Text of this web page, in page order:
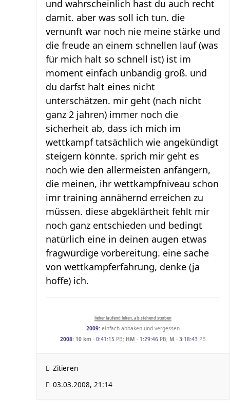
und wahrscheinlich hast du auch recht
damit. aber was soll ich tun. die
vernunft war noch nie meine stärke und
die freude an einem schnellen lauf (was
für mich halt so schnell ist) ist im
moment einfach unbändig groß. und
du darfst halt eines nicht
unterschätzen. mir geht (nach nicht
ganz 2 jahren) immer noch die
sicherheit ab, dass ich mich im
wettkampf tatsächlich wie angekündigt
steigern könnte. sprich mir geht es
noch wie den allermeisten anfängern,
die meinen, ihr wettkampfniveau schon
imr training annähernd erreichen zu
müssen. diese abgeklärtheit fehlt mir
noch ganz entschieden und bedingt
natürlich eine in deinen augen etwas
fragwürdige vorbereitung. eine sache
von wettkampferfahrung, denke (ja
hoffe) ich.
lieber laufend leben, als stehend sterben
2009: einfach abhaken und vergessen
2008: 10 km - 0:41:15 PB; HM - 1:29:46 PB; M - 3:18:43 PB
Zitieren
03.03.2008, 21:14